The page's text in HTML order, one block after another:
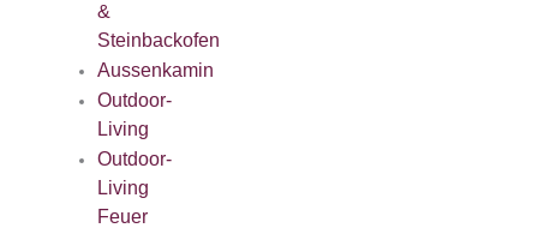
&
Steinbackofen
Aussenkamin
Outdoor-
Living
Outdoor-
Living
Feuer